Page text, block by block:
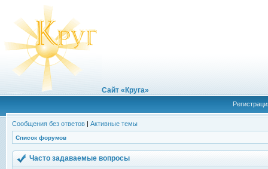
Сайт «Круга»
Сообщения без ответов | Активные темы
Список форумов
Часто задаваемые вопросы